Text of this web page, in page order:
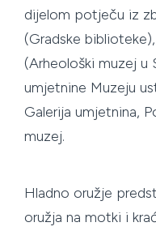
dijelom potječu iz
(Gradske
(Arheološki muzej u
umjetnine Muzeju
Galerija umjetnina,
muzej.
Hladno oružje
oružja na motki i